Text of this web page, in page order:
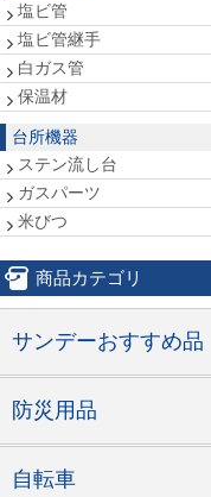
塩ビ管
塩ビ管継手
白ガス管
保温材
台所機器
ステン流し台
ガスパーツ
米びつ
商品カテゴリ
サンデーおすすめ品
防災用品
自転車